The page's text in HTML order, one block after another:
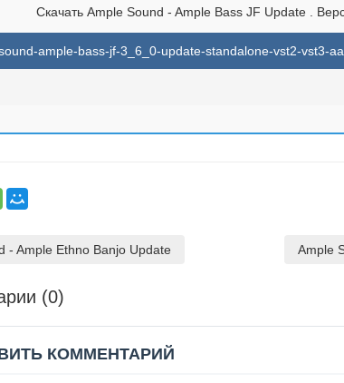
Скачать Ample Sound - Ample Bass JF Update .
ample-bass-jf-3_6_0-update-standalone-vst2-vst3-
- Ample Ethno Banjo Update Ample
(0)
КОММЕНТАРИЙ